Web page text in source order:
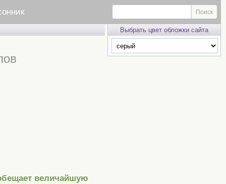
величайшую
Выбрать цвет обложки сайта